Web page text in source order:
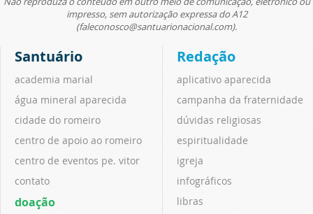
impresso, sem autorização expressa do A12
(faleconosco@santuarionacional.com).
Santuário
academia marial
água mineral aparecida
cidade do romeiro
centro de apoio ao romeiro
centro de eventos pe. vitor
contato
doação
Redação
aplicativo aparecida
campanha da fraternidade
dúvidas religiosas
espiritualidade
igreja
infográficos
libras